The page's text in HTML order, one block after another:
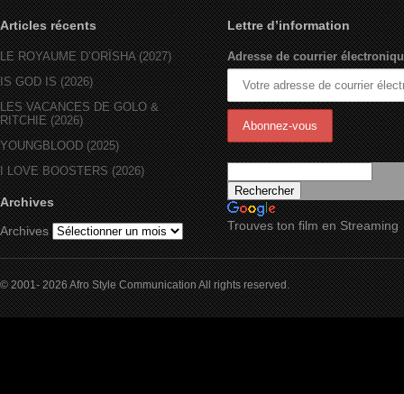
Articles récents
LE ROYAUME D’ORÏSHA (2027)
IS GOD IS (2026)
LES VACANCES DE GOLO &
RITCHIE (2026)
YOUNGBLOOD (2025)
I LOVE BOOSTERS (2026)
Archives
Archives
Lettre d’information
Adresse de courrier
Trouves ton film en Streaming
© 2001- 2026 Afro Style Communication All rights reserved.